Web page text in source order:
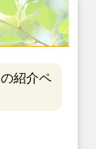
紹介ペ